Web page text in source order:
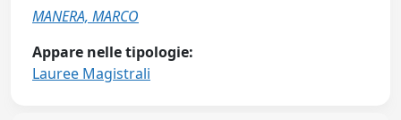
MANERA, MARCO
Appare nelle tipologie:
Lauree Magistrali